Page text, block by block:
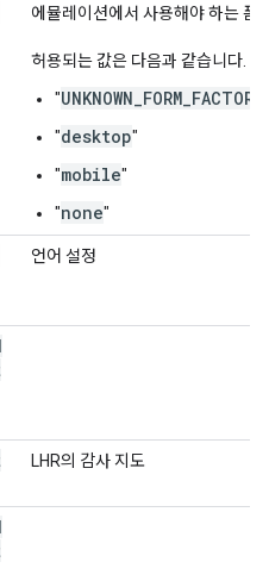
에뮬레이션에서 사용해야 하는 폼
허용되는 값은 다음과 같습니다.
"UNKNOWN_FORM_FACTOR
"desktop"
"mobile"
"none"
언어 설정
LHR의 감사 지도